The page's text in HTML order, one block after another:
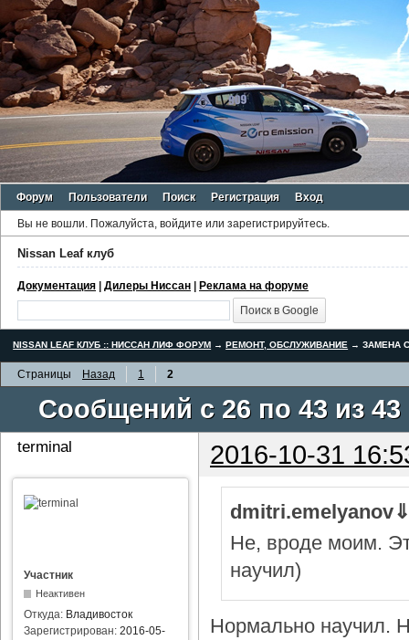
Форум Пользователи Поиск Регистрация Вход
Вы не вошли. Пожалуйста, войдите или зарегистрируйтесь.
Nissan Leaf клуб
Документация | Дилеры Ниссан | Реклама на форуме
NISSAN LEAF КЛУБ :: НИССАН ЛИФ ФОРУМ → РЕМОНТ, ОБСЛУЖИВАНИЕ →ЗАМЕНА
Страницы Назад 1 2
Сообщений с 26 по 43 из 43
terminal 2016-10-31
Участник
Неактивен
Откуда: Владивосток
Зарегистрирован: 2016-05-
Не, вроде моим.
научил)
Нормально научил.